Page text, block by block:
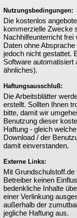
Nutzungsbedingungen:
Die kostenlos
kommerzielle Zwecke
Nachhilfeunterricht frei
Daten ohne
jedoch nicht gestattet.
Software automatisiert
ähnliches).
Haftungsausschluß:
Die Arbeitsblätter
erstellt. Sollten Ihnen
bitte, damit wir
Benutzung dieser
Haftung - gleich
Download / der
damit einverstanden.
Externe Links:
Mit
Betreiber keinen
bedenkliche Inhalte
einer Verlinkung
außerhalb der
jegliche Haftung aus.